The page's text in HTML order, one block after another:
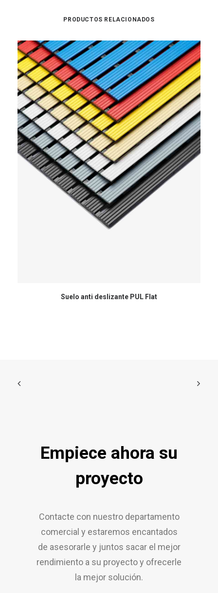
PRODUCTOS RELACIONADOS
Suelo anti deslizante PUL Flat
Empiece ahora su
proyecto
Contacte con nuestro departamento
comercial y estaremos encantados
de asesorarle y juntos sacar el mejor
rendimiento a su proyecto y ofrecerle
la mejor solución.